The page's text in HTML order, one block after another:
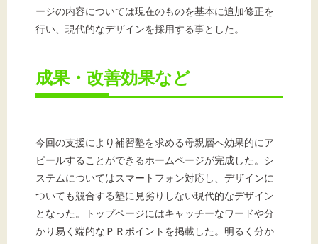
ージの内容については現在のものを基本に追加修正を
行い、現代的なデザインを採用する事とした。
成果・改善効果など
今回の支援により補習塾を求める母親層へ効果的にア
ピールすることができるホームページが完成した。シ
ステムについてはスマートフォン対応し、デザインに
ついても競合する塾に見劣りしない現代的なデザイン
となった。トップページにはキャッチーなワードや分
かり易く端的なＰＲポイントを掲載した。明るく分か